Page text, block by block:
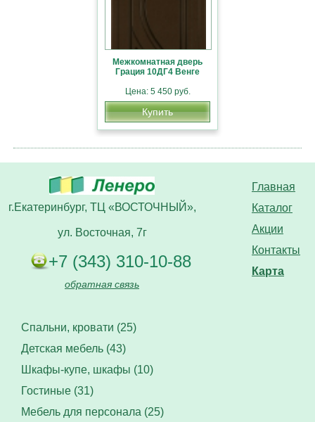
Межкомнатная дверь
Грация 10ДГ4 Венге
Цена: 5 450 руб.
Купить
Главная
Каталог
Акции
Контакты
Карта
г.Екатеринбург, ТЦ «ВОСТОЧНЫЙ»,
ул. Восточная, 7г
+7 (343) 310-10-88
обратная связь
Спальни, кровати (25)
Детская мебель (43)
Шкафы-купе, шкафы (10)
Гостиные (31)
Мебель для персонала (25)